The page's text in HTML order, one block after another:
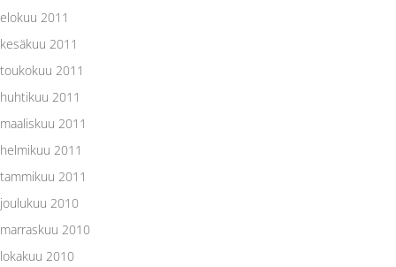
elokuu 2011
kesäkuu 2011
toukokuu 2011
huhtikuu 2011
maaliskuu 2011
helmikuu 2011
tammikuu 2011
joulukuu 2010
marraskuu 2010
lokakuu 2010